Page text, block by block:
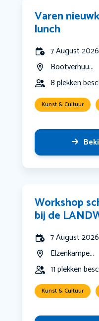
Varen
lunch
7 August
Bootverhuu...
8 plekken
Kunst & Cultuur
Workshop
bij de
7 August
Elzenkampe...
11 plekken
Kunst & Cultuur